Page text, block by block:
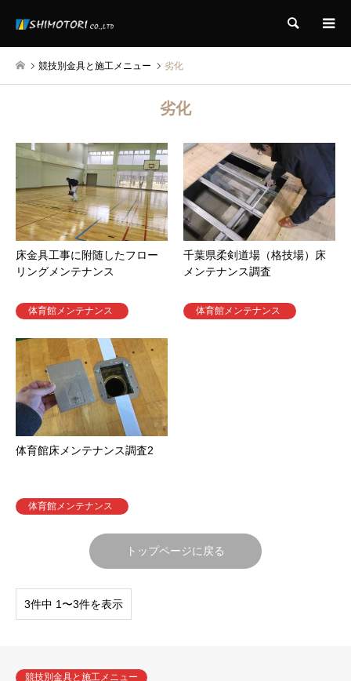
検索
競技別金具と施工メニュー 劣化
劣化
床金具工事に附随したフロー
リングメンテナンス
体育館メンテナンス
千葉県柔剣道場（格技場）床
メンテナンス調査
体育館メンテナンス
体育館床メンテナンス調査2
体育館メンテナンス
トップページに戻る
3件中 1〜3件を表示
競技別金具と施工メニュー